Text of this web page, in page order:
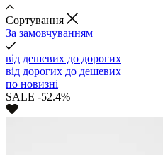
Cортування
За замовчуванням
від дешевих до дорогих
від дорогих до дешевих
по новизні
SALE -52.4%